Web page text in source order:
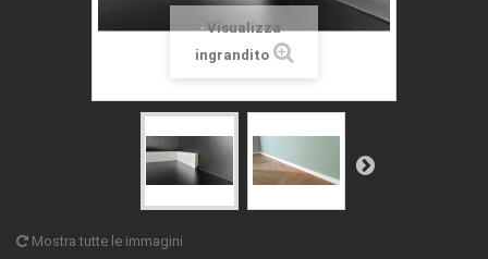
Visualizza
ingrandito
Mostra tutte le immagini